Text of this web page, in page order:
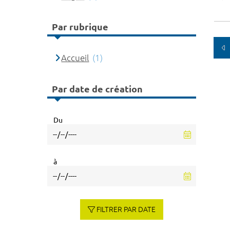
Par rubrique
Accueil (1)
Par date de création
Du
à
FILTRER PAR DATE